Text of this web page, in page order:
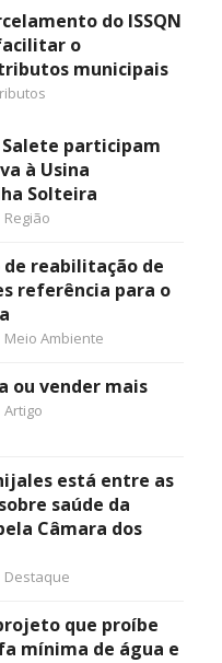
do ISSQN
o
municipais
Salete participam
à Usina
Solteira
Região
reabilitação de
referência para o
Meio Ambiente
ou vender mais
Artigo
está entre as
saúde da
Câmara dos
Destaque
que proíbe
mínima de água e